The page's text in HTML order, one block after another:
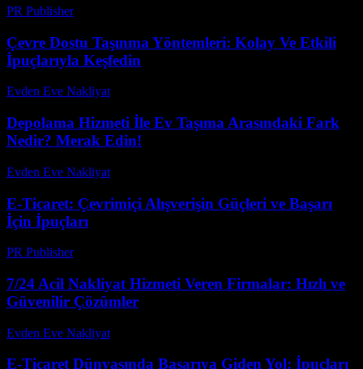
PR Publisher-
Çevre Dostu Taşınma Yöntemleri: Kolay Ve Etkili
İpuçlarıyla Keşfedin
Evden Eve Nakliyat
Depolama Hizmeti İle Ev Taşıma Arasındaki Fark
Nedir? Merak Edin!
Evden Eve Nakliyat
E-Ticaret: Çevrimiçi Alışverişin Güçleri ve Başarı
İçin İpuçları
PR Publisher-
7/24 Acil Nakliyat Hizmeti Veren Firmalar: Hızlı ve
Güvenilir Çözümler
Evden Eve Nakliyat
E-Ticaret Dünyasında Başarıya Giden Yol: İpuçları